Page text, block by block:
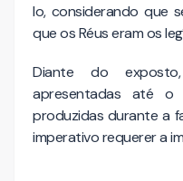
lo, considerando que
que os Réus eram os
Diante do
apresentadas até
produzidas durante a
imperativo requerer a